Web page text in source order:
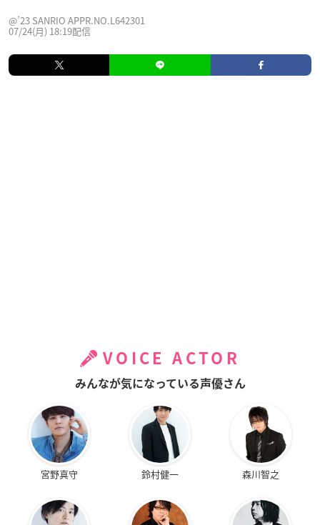
@’23 SANRIO APPR.NO.L642301
07/24(月) 18:19配信
VOICE ACTOR
みんなが気になっている声優さん
宮野真守 鈴村健一 森川智之